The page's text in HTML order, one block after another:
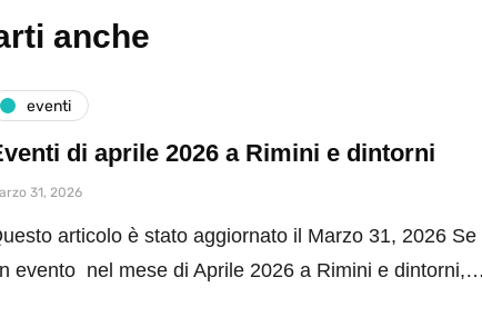
anche
eventi
di aprile 2026 a Rimini e dintorni
31, 2026
articolo è stato aggiornato il Marzo 31, 2026 Se
evento nel mese di Aprile 2026 a Rimini e dintorni,…